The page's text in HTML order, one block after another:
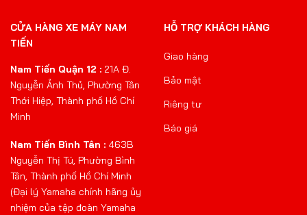
CỬA HÀNG XE MÁY NAM
TIẾN
Nam Tiến Quận 12 : 21A Đ.
Nguyễn Ảnh Thủ, Phường Tân
Thới Hiệp, Thành phố Hồ Chí
Minh
Nam Tiến Bình Tân : 463B
Nguyễn Thị Tú, Phường Bình
Tân, Thành phố Hồ Chí Minh
(Đại lý Yamaha chính hãng ủy
nhiệm của tập đoàn Yamaha
HỖ TRỢ KHÁCH HÀNG
Giao hàng
Bảo mật
Riêng tư
Báo giá